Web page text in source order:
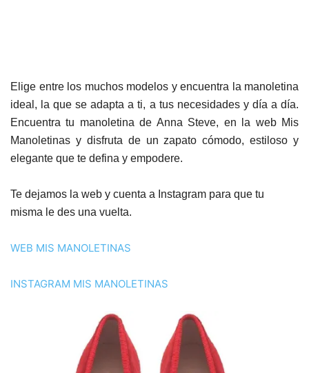
Elige entre los muchos modelos y encuentra la manoletina
ideal, la que se adapta a ti, a tus necesidades y día a día.
Encuentra tu manoletina de Anna Steve, en la web Mis
Manoletinas y disfruta de un zapato cómodo, estiloso y
elegante que te defina y empodere.
Te dejamos la web y cuenta a Instagram para que tu
misma le des una vuelta.
WEB MIS MANOLETINAS
INSTAGRAM MIS MANOLETINAS